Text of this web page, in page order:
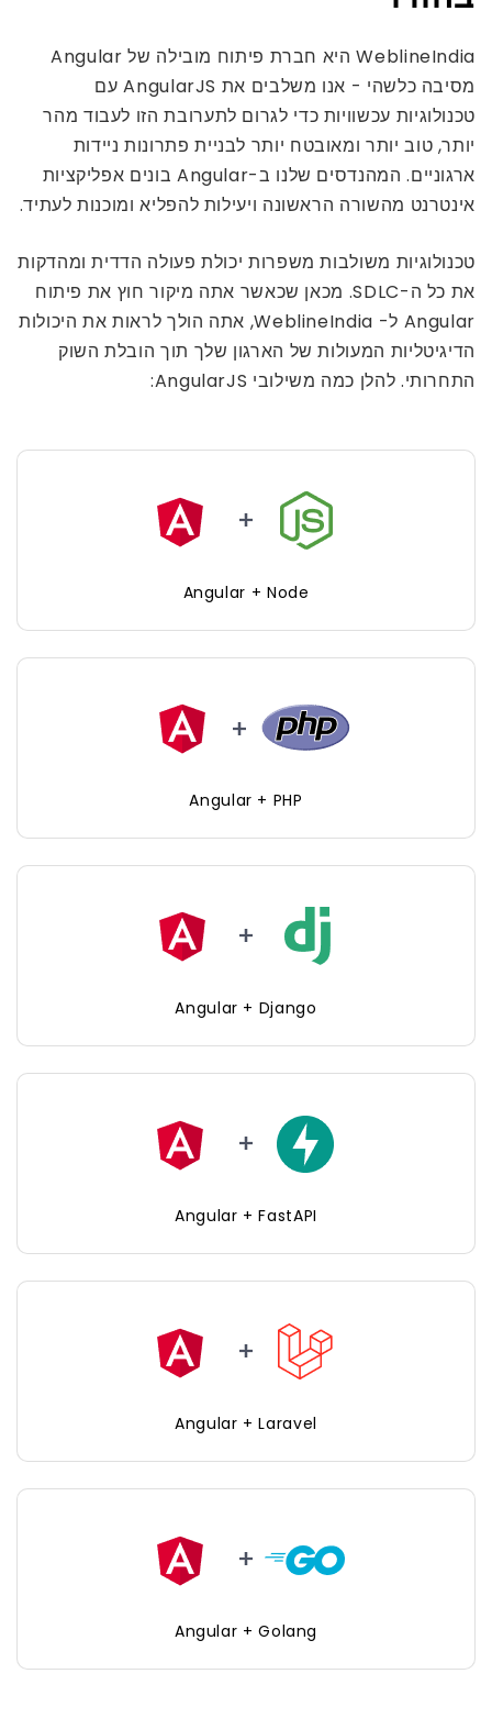
WeblineIndia היא חברת פיתוח מובילה של Angular
מסיבה כלשהי - אנו משלבים את AngularJS עם
טכנולוגיות עכשוויות כדי לגרום לתערובת הזו לעבוד מהר
יותר, טוב יותר ומאובטח יותר לבניית פתרונות ניידות
ארגוניים. המהנדסים שלנו ב-Angular בונים אפליקציות
אינטרנט מהשורה הראשונה ויעילות להפליא ומוכנות לעתיד.
טכנולוגיות משולבות משפרות יכולת פעולה הדדית ומהדקות
את כל ה-SDLC. מכאן שכאשר אתה מיקור חוץ את פיתוח
Angular ל- WeblineIndia, אתה הולך לראות את היכולות
הדיגיטליות המעולות של הארגון שלך תוך הובלת השוק
התחרותי. להלן כמה משילובי AngularJS:
Angular + Node
Angular + PHP
Angular + Django
Angular + FastAPI
Angular + Laravel
Angular + Golang